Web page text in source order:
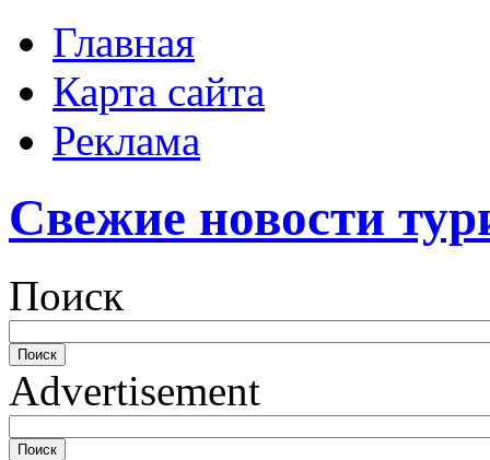
Главная
Карта сайта
Реклама
Свежие новости
Поиск
Advertisement